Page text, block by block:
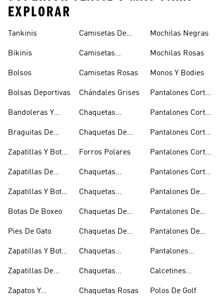
EXPLORAR
Tankinis
Bikinis
Bolsos
Bolsas Deportivas
Bandoleras Y
Hombro
Braguitas De
Zapatillas Y Botas
Zapatillas De
Zapatillas Y Botas
Botas De Boxeo
Pies De Gato
Zapatillas Y Botas
Zapatillas De
Zapatos Y
Camisetas De
Camisetas
Camisetas Rosas
Chándales Grises
Chaquetas
Acolchados
Chaquetas De
Forros Polares
Chaquetas
Chaquetas
Chaquetas De
Chaquetas De
Chaquetas
Chaquetas
Chaquetas Rosas
Mochilas Negras
Mochilas Rosas
Monos Y Bodies
Pantalones Cortos
Pantalones Cortos
Pantalones Cortos
Pantalones Cortos
Pantalones Cortos
Pantalones De
Pantalones De
Pantalones De
Pantalones
Calcetines
Polos De Golf